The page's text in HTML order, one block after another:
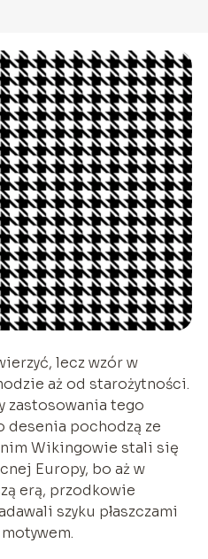
lecz wzór w
aż od starożytności.
zastosowania tego
desenia pochodzą ze
Wikingowie stali się
Europy, bo aż w
erą, przodkowie
szyku płaszczami